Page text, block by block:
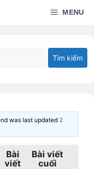
MENU
was last updated 2
Bài
viết
Bài viết
cuối